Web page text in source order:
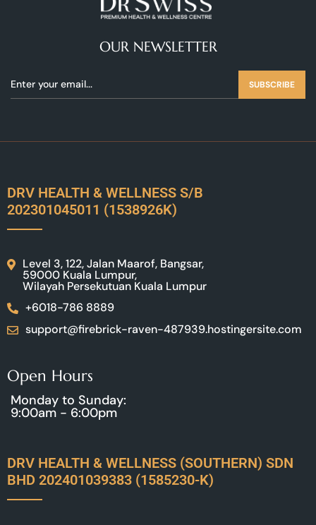
OUR NEWSLETTER
SUBSCRIBE
DRV HEALTH & WELLNESS S/B
202301045011 (1538926K)
Level 3, 122, Jalan Maarof, Bangsar,
59000 Kuala Lumpur,
Wilayah Persekutuan Kuala Lumpur
+6018-786 8889
support@firebrick-raven-487939.hostingersite.com
Open Hours
Monday to Sunday:
9:00am - 6:00pm
DRV HEALTH & WELLNESS (SOUTHERN) SDN
BHD 202401039383 (1585230-K)